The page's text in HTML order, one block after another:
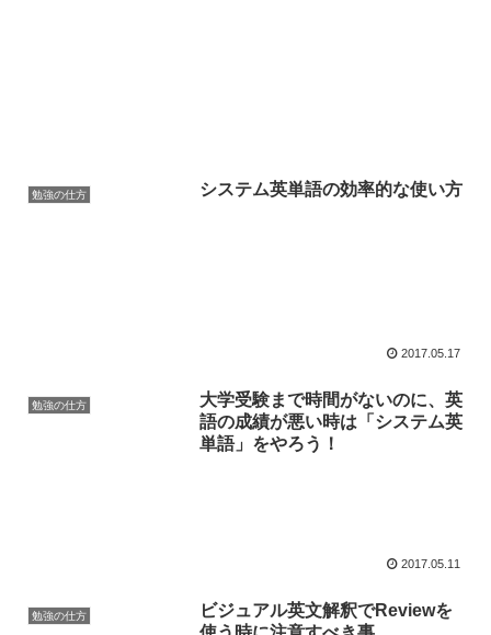
勉強の仕方 システム英単語の効率的な使い方
2017.05.17
勉強の仕方
大学受験まで時間がないのに、英
語の成績が悪い時は「システム英
単語」をやろう！
2017.05.11
勉強の仕方
ビジュアル英文解釈でReviewを